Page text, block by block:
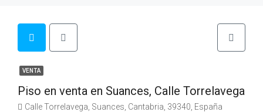
VENTA
Piso en venta en Suances, Calle Torrelavega
Calle Torrelavega, Suances, Cantabria, 39340, España